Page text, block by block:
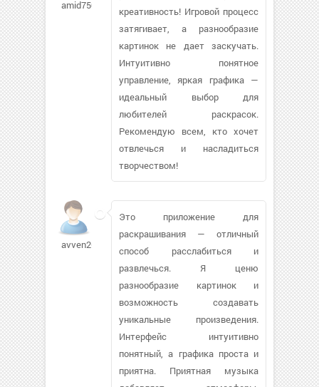
amid7500426
креативность! Игровой процесс
затягивает, а разнообразие
картинок не дает заскучать.
Интуитивно понятное
управление, яркая графика —
идеальный выбор для
любителей раскрасок.
Рекомендую всем, кто хочет
отвлечься и насладиться
творчеством!
avven267
Это приложение для
раскрашивания — отличный
способ расслабиться и
развлечься. Я ценю
разнообразие картинок и
возможность создавать
уникальные произведения.
Интерфейс интуитивно
понятный, а графика проста и
приятна. Приятная музыка